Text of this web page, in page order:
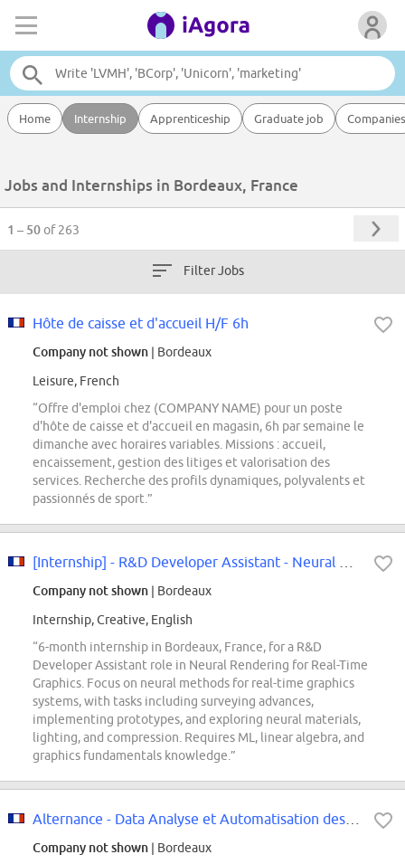
Home Internship Apprenticeship Graduate job Companies
Jobs and Internships in Bordeaux, France
1 – 50of 263
Filter Jobs
Hôte de caisse et d'accueil H/F 6h
Company not shown | Bordeaux
Leisure, French
“Offre d'emploi chez (COMPANY NAME) pour un poste
d'hôte de caisse et d'accueil en magasin, 6h par semaine le
dimanche avec horaires variables. Missions : accueil,
encaissement, gestion des litiges et valorisation des
services. Recherche des profils dynamiques, polyvalents et
passionnés de sport.”
Company not shown | Bordeaux
Internship, Creative, English
“6-month internship in Bordeaux, France, for a R&D
Developer Assistant role in Neural Rendering for Real-Time
Graphics. Focus on neural methods for real-time graphics
systems, with tasks including surveying advances,
implementing prototypes, and exploring neural materials,
lighting, and compression. Requires ML, linear algebra, and
graphics fundamentals knowledge.”
Company not shown | Bordeaux